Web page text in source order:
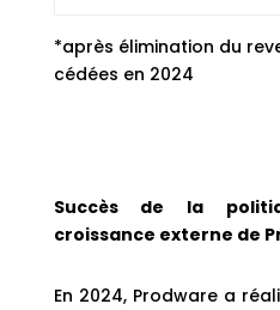
*après élimination du
cédées en 2024
Succès de la
croissance externe de
En 2024, Prodware a